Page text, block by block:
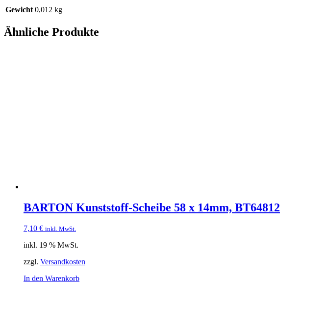
Gewicht 0,012 kg
Ähnliche Produkte
BARTON Kunststoff-Scheibe 58 x 14mm, BT64812
7,10 € inkl. MwSt.
inkl. 19 % MwSt.
zzgl. Versandkosten
In den Warenkorb